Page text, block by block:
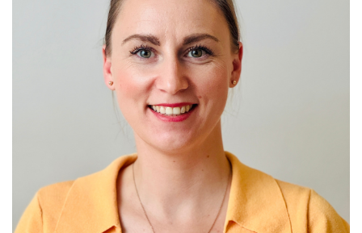
VERONIKA HATALOVÁ
EAP KONZULTANT